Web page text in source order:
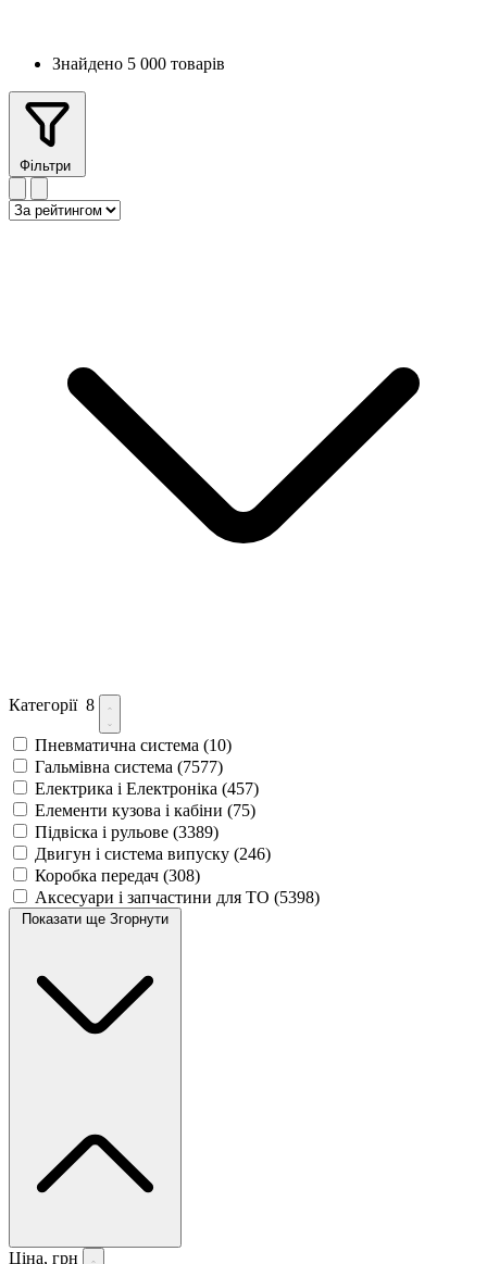
Знайдено 5 000 товарів
Фільтри
Категорії 8
Пневматична система (10)
Гальмівна система (7577)
Електрика і Електроніка (457)
Елементи кузова і кабіни (75)
Підвіска і рульове (3389)
Двигун і система випуску (246)
Коробка передач (308)
Аксесуари і запчастини для ТО (5398)
Показати ще Згорнути
Ціна, грн